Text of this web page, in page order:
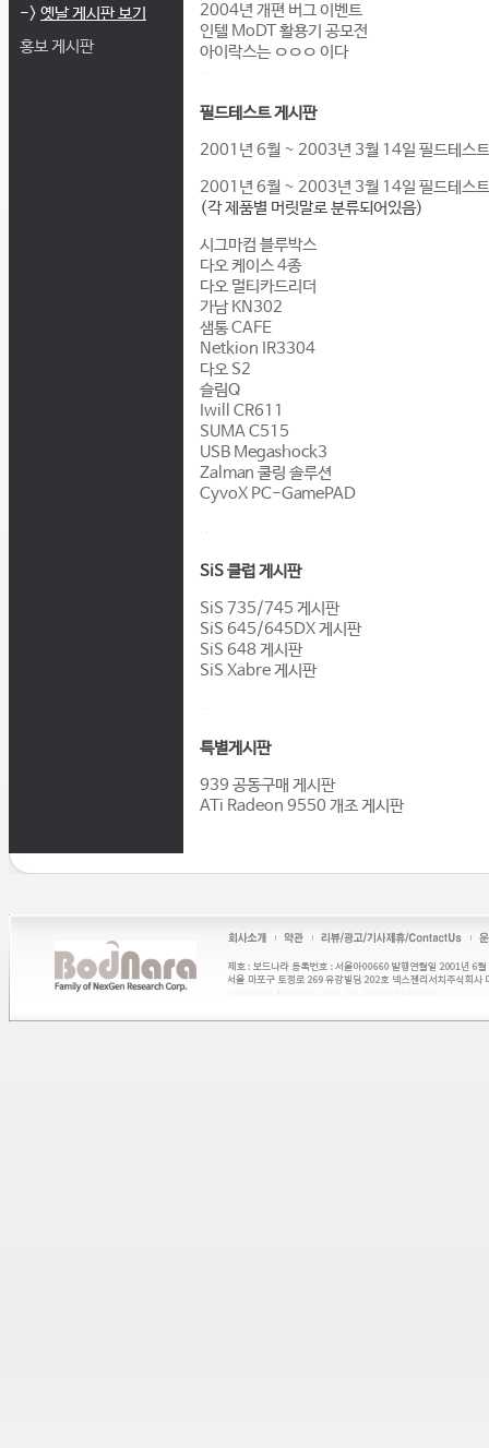
-> 옛날 게시판 보기
홍보 게시판
2004년 개편 버그 이벤트
인텔 MoDT 활용기 공모전
아이락스는 ㅇㅇㅇ 이다
필드테스트 게시판
2001년 6월 ~ 2003년 3월 14일 필드테스
2001년 6월 ~ 2003년 3월 14일 필드테스
(각 제품별 머릿말로 분류되어있음)
시그마컴 블루박스
다오 케이스 4종
다오 멀티카드리더
가남 KN302
샘통 CAFE
Netkion IR3304
다오 S2
슬림Q
Iwill CR611
SUMA C515
USB Megashock3
Zalman 쿨링 솔루션
CyvoX PC-GamePAD
SiS 클럽 게시판
SiS 735/745 게시판
SiS 645/645DX 게시판
SiS 648 게시판
SiS Xabre 게시판
특별게시판
939 공동구매 게시판
ATi Radeon 9550 개조 게시판